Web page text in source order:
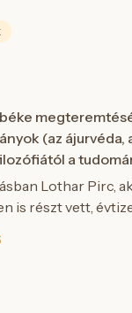
(az ájurvéda,
a
Lothar Pirc,
is részt vett,